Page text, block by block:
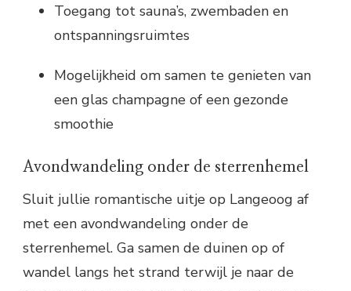
Toegang tot sauna’s, zwembaden en
ontspanningsruimtes
Mogelijkheid om samen te genieten van
een glas champagne of een gezonde
smoothie
Avondwandeling onder de sterrenhemel
Sluit jullie romantische uitje op Langeoog af
met een avondwandeling onder de
sterrenhemel. Ga samen de duinen op of
wandel langs het strand terwijl je naar de